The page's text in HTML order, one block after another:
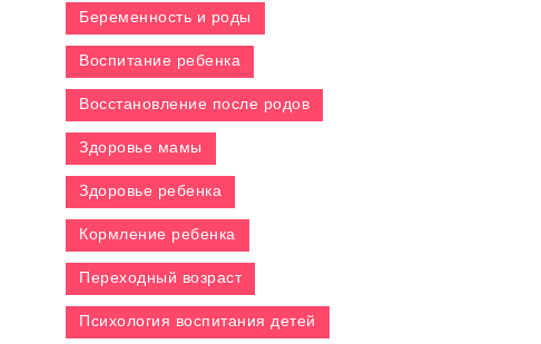
Беременность и роды
Воспитание ребенка
Восстановление после родов
Здоровье мамы
Здоровье ребенка
Кормление ребенка
Переходный возраст
Психология воспитания детей